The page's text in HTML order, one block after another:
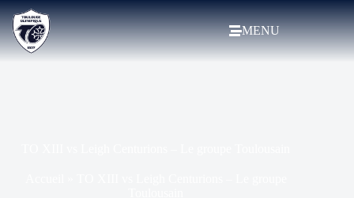
MENU